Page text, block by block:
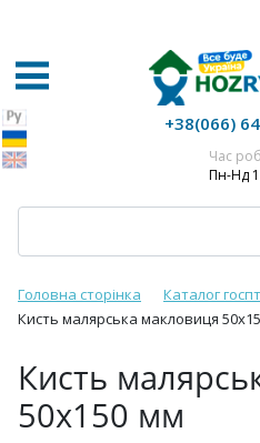
+38(066)
Час
Пн-Нд
Головна сторінка Каталог
Кисть малярська макловиця
Кисть
50х150 мм